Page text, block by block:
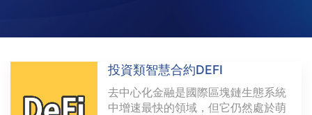
投資類智慧合約DEFI
去中心化金融是國際區塊鏈生態系統
中增速最快的領域，但它仍然處於萌